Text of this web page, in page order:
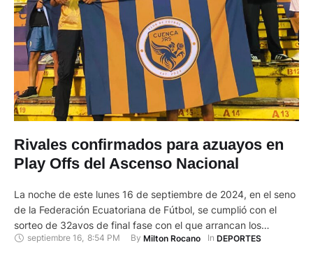
Rivales confirmados para azuayos en
Play Offs del Ascenso Nacional
La noche de este lunes 16 de septiembre de 2024, en el seno
de la Federación Ecuatoriana de Fútbol, se cumplió con el
sorteo de 32avos de final fase con el que arrancan los
PlayOffs del Ascenso Nacional y que al final otorgará dos
septiembre 16, 8:54 PM By Milton Rocano In DEPORTES